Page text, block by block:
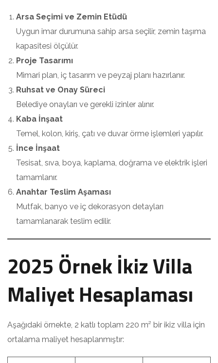
Arsa Seçimi ve Zemin Etüdü
Uygun imar durumuna sahip arsa seçilir, zemin taşıma
kapasitesi ölçülür.
Proje Tasarımı
Mimari plan, iç tasarım ve peyzaj planı hazırlanır.
Ruhsat ve Onay Süreci
Belediye onayları ve gerekli izinler alınır.
Kaba İnşaat
Temel, kolon, kiriş, çatı ve duvar örme işlemleri yapılır.
İnce İnşaat
Tesisat, sıva, boya, kaplama, doğrama ve elektrik işleri
tamamlanır.
Anahtar Teslim Aşaması
Mutfak, banyo ve iç dekorasyon detayları
tamamlanarak teslim edilir.
2025 Örnek İkiz Villa
Maliyet Hesaplaması
Aşağıdaki örnekte, 2 katlı toplam 220 m² bir ikiz villa için
ortalama maliyet hesaplanmıştır: